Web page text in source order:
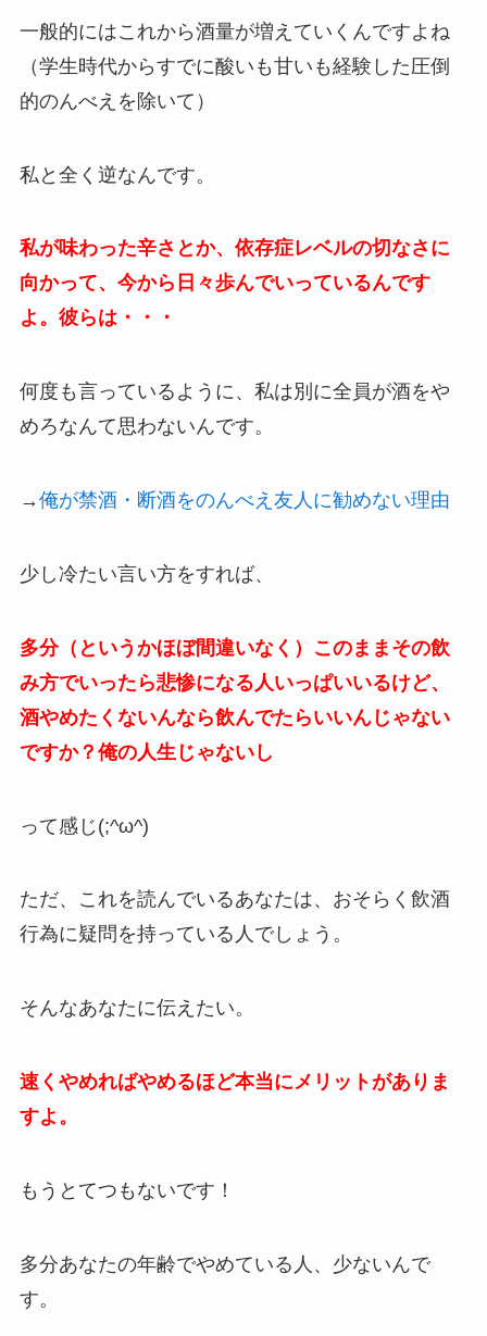
一般的にはこれから酒量が増えていくんですよね
（学生時代からすでに酸いも甘いも経験した圧倒
的のんべえを除いて）
私と全く逆なんです。
私が味わった辛さとか、依存症レベルの切なさに
向かって、今から日々歩んでいっているんです
よ。彼らは・・・
何度も言っているように、私は別に全員が酒をや
めろなんて思わないんです。
→俺が禁酒・断酒をのんべえ友人に勧めない理由
少し冷たい言い方をすれば、
多分（というかほぼ間違いなく）このままその飲
み方でいったら悲惨になる人いっぱいいるけど、
酒やめたくないんなら飲んでたらいいんじゃない
ですか？俺の人生じゃないし
って感じ(;^ω^)
ただ、これを読んでいるあなたは、おそらく飲酒
行為に疑問を持っている人でしょう。
そんなあなたに伝えたい。
速くやめればやめるほど本当にメリットがありま
すよ。
もうとてつもないです！
多分あなたの年齢でやめている人、少ないんで
す。